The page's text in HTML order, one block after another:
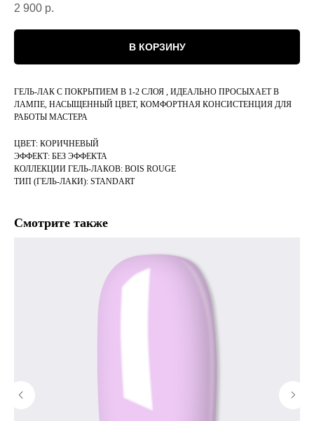
2 900 р.
В КОРЗИНУ
ГЕЛЬ-ЛАК С ПОКРЫТИЕМ В 1-2 СЛОЯ , ИДЕАЛЬНО ПРОСЫХАЕТ В
ЛАМПЕ, НАСЫЩЕННЫЙ ЦВЕТ, КОМФОРТНАЯ КОНСИСТЕНЦИЯ ДЛЯ
РАБОТЫ МАСТЕРА
ЦВЕТ: КОРИЧНЕВЫЙ
ЭФФЕКТ: БЕЗ ЭФФЕКТА
КОЛЛЕКЦИИ ГЕЛЬ-ЛАКОВ: BOIS ROUGE
ТИП (ГЕЛЬ-ЛАКИ): STANDART
Смотрите также